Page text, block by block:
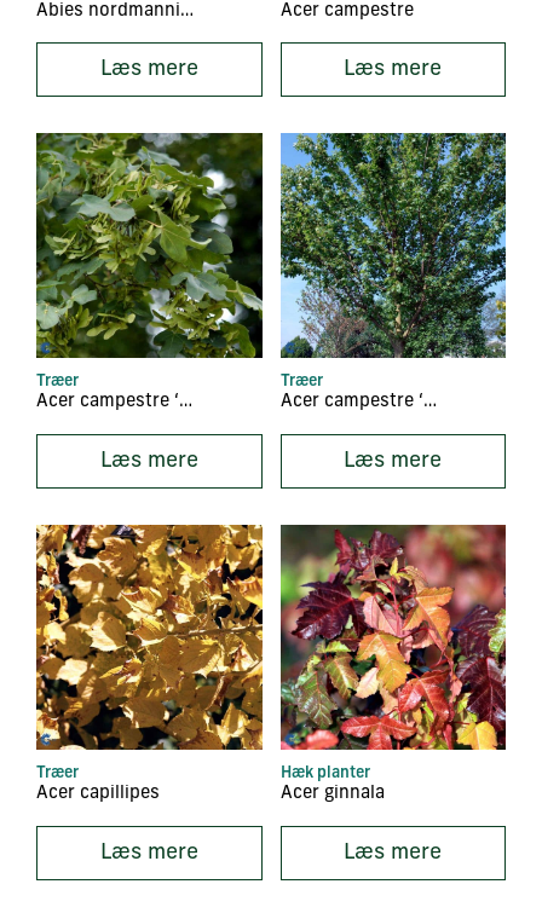
Abies nordmanniana
Læs mere
Acer campestre
Læs mere
Træer
Acer campestre ‘Elsrijk’
Læs mere
Træer
Acer campestre ‘Queen Elisabeth’
Læs mere
Træer
Acer capillipes
Læs mere
Hæk planter
Acer ginnala
Læs mere